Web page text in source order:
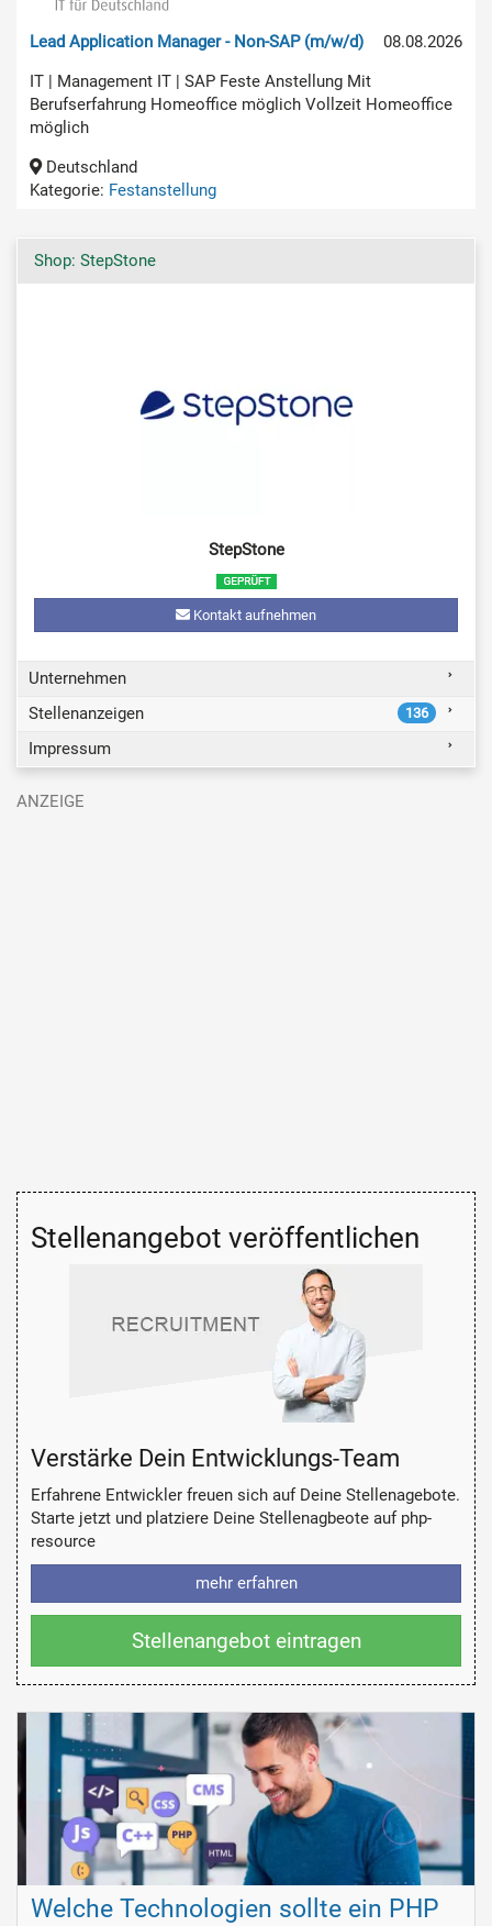
08.08.2026
Lead Application Manager - Non-SAP (m/w/d)
IT | Management IT | SAP Feste Anstellung Mit
Berufserfahrung Homeoffice möglich Vollzeit Homeoffice
möglich
Deutschland
Kategorie: Festanstellung
Shop: StepStone
StepStone
Kontakt aufnehmen
Unternehmen
Stellenanzeigen
136
Impressum
Stellenangebot veröffentlichen
Verstärke Dein Entwicklungs-Team
Erfahrene Entwickler freuen sich auf Deine Stellenagebote.
Starte jetzt und platziere Deine Stellenagbeote auf php-
resource
mehr erfahren
Stellenangebot eintragen
Welche Technologien sollte ein PHP